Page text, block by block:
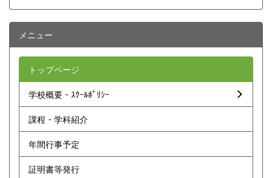
メニュー
トップページ
学校概要・ｽｸｰﾙﾎﾟﾘｼｰ
課程・学科紹介
年間行事予定
証明書等発行